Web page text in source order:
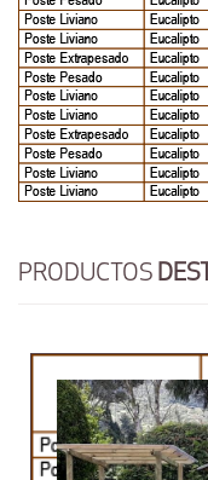
PRODUCTOS